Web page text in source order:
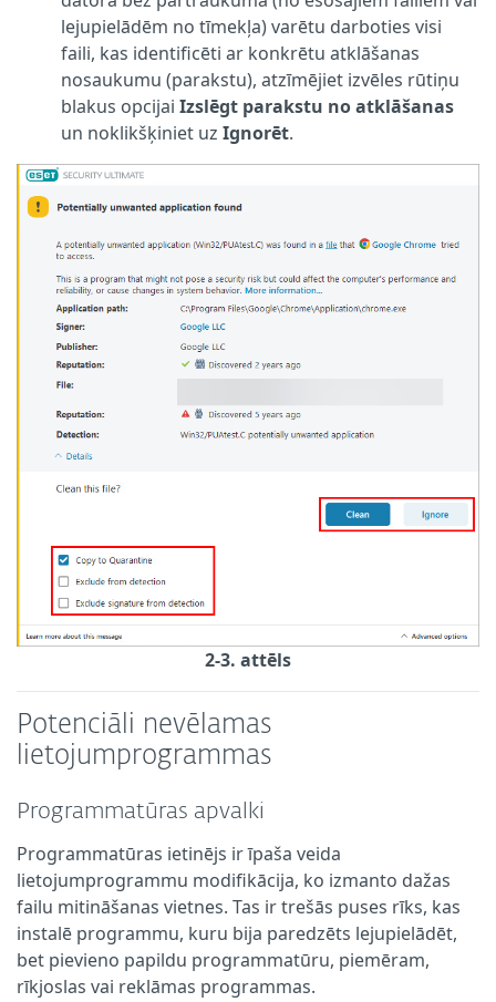
lejupielādēm no tīmekļa) varētu darboties visi
faili, kas identificēti ar konkrētu atklāšanas
nosaukumu (parakstu), atzīmējiet izvēles rūtiņu
blakus opcijai Izslēgt parakstu no atklāšanas
un noklikšķiniet uz Ignorēt.
2-3. attēls
Potenciāli nevēlamas
lietojumprogrammas
Programmatūras apvalki
Programmatūras ietinējs ir īpaša veida
lietojumprogrammu modifikācija, ko izmanto dažas
failu mitināšanas vietnes. Tas ir trešās puses rīks, kas
instalē programmu, kuru bija paredzēts lejupielādēt,
bet pievieno papildu programmatūru, piemēram,
rīkjoslas vai reklāmas programmas.